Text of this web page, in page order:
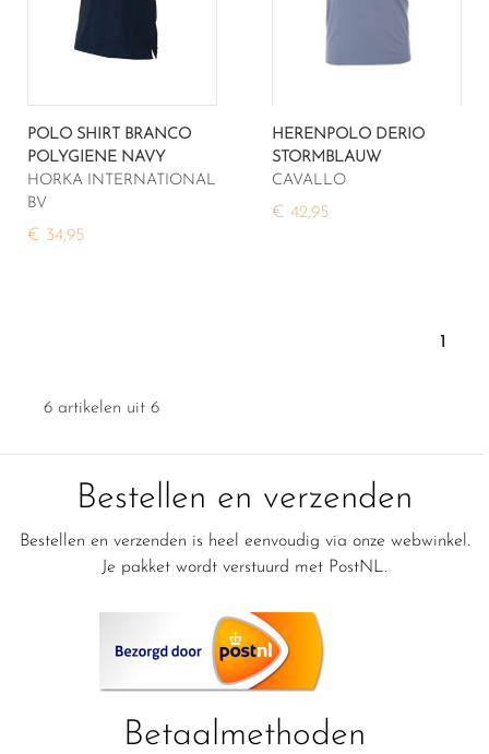
POLO SHIRT BRANCO
POLYGIENE NAVY
HORKA INTERNATIONAL
BV
€ 34,95
HERENPOLO DERIO
STORMBLAUW
CAVALLO
€ 42,95
1
6 artikelen uit 6
Bestellen en verzenden
Bestellen en verzenden is heel eenvoudig via onze webwinkel.
Je pakket wordt verstuurd met PostNL.
Betaalmethoden